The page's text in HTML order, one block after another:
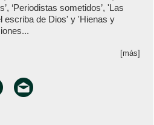
‘Periodistas sometidos’, 'Las
escriba de Dios' y 'Hienas y
[más]